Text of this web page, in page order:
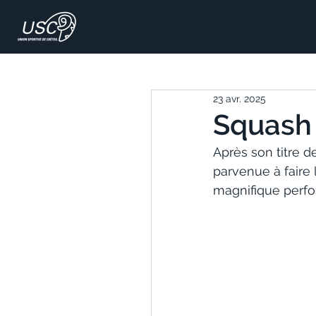
23 avr. 2025
Après son titre
parvenue à
magnifique